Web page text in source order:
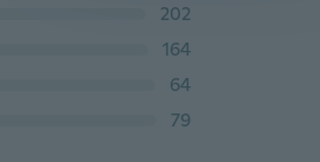
202
164
64
79